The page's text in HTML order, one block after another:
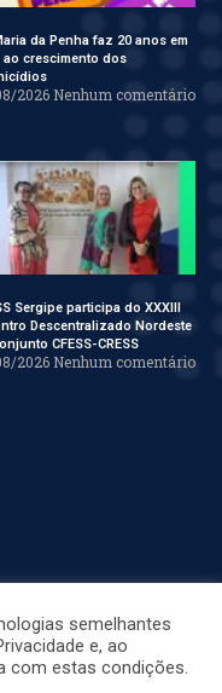
da Penha faz 20 anos em
ao crescimento dos
2026 Nenhum comentário
Sergipe participa do XXXIII
Descentralizado Nordeste
CFESS-CRESS
2026 Nenhum comentário
semelhantes
e, ao
com estas condições.